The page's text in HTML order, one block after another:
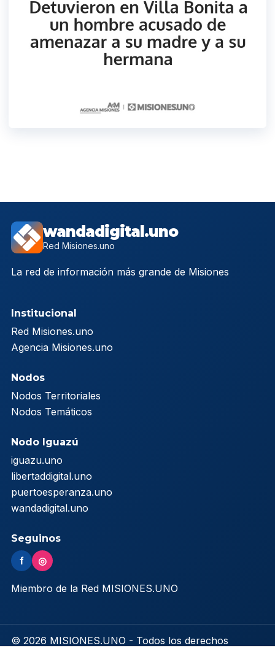
wandadigital.uno
Red Misiones.uno
La red de información más grande de Misiones
Institucional
Red Misiones.uno
Agencia Misiones.uno
Nodos
Nodos Territoriales
Nodos Temáticos
Nodo Iguazú
iguazu.uno
libertaddigital.uno
puertoesperanza.uno
wandadigital.uno
Seguinos
f ◎
Miembro de la Red MISIONES.UNO
© 2026 MISIONES.UNO - Todos los derechos